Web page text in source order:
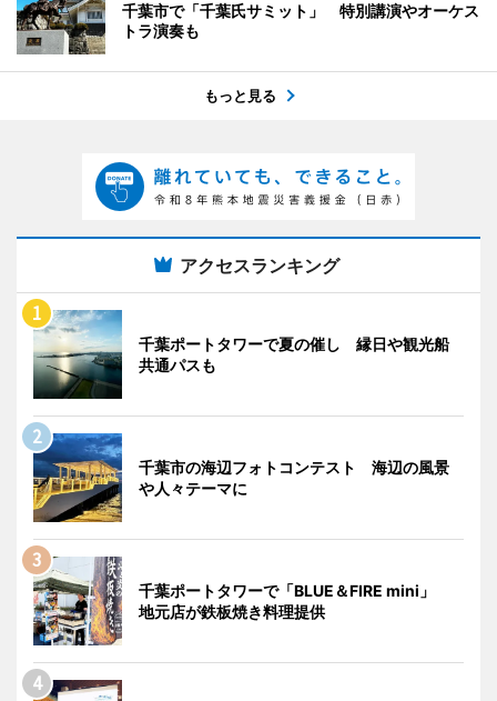
千葉市で「千葉氏サミット」 特別講演やオーケス
トラ演奏も
もっと見る
アクセスランキング
千葉ポートタワーで夏の催し 縁日や観光船
共通パスも
千葉市の海辺フォトコンテスト 海辺の風景
や人々テーマに
千葉ポートタワーで「BLUE＆FIRE mini」
地元店が鉄板焼き料理提供